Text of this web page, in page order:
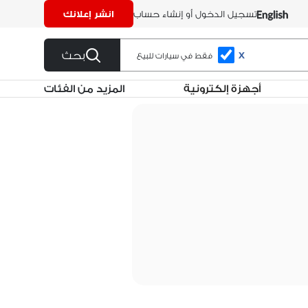
تسجيل الدخول أو إنشاء حساب انشر إعلانك
X فقط في سيارات للبيع بحث
أجهزة إلكترونية المزيد من الفئات